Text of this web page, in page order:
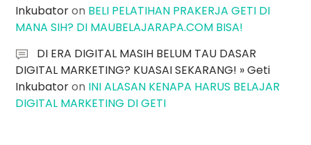
Inkubatoron BELI PELATIHAN PRAKERJA GETI DI
MANA SIH? DI MAUBELAJARAPA.COM BISA!
DI ERA DIGITAL MASIH BELUM TAU DASAR
DIGITAL MARKETING? KUASAI SEKARANG! » Geti
Inkubatoron INI ALASAN KENAPA HARUS BELAJAR
DIGITAL MARKETING DI GETI